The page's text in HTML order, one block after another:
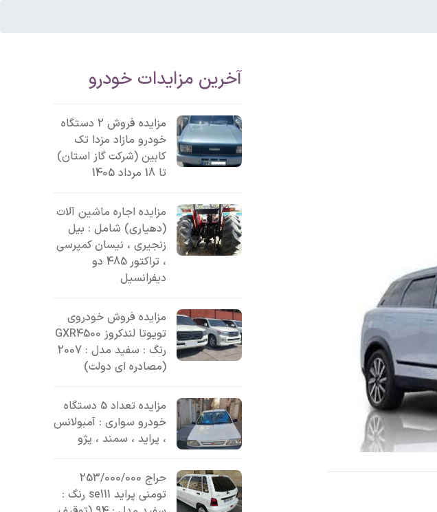
آخرین مزایدات خودرو
مزایده فروش 2 دستگاه
خودرو مازاد مزدا تک
کابین (شرکت گاز استان)
تا 18 مرداد 1405
مزایده اجاره ماشین آلات
(دهیاری) شامل : بیل
زنجیری ، نیسان کمپرسی
، تراکتور 485 دو
دیفرانسیل
مزایده فروش خودروی
تویوتا لندکروز GXR4500
رنگ : سفید مدل : 2007
(مصادره ای دولت)
مزایده تعداد 5 دستگاه
خودرو سواری : آمبولانس
، پراید ، سمند ، پژو
حراج 253/000/000
تومنی پراید se111 رنگ :